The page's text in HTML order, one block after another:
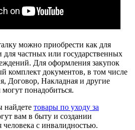
можно приобрести как для
частных или государственных
Для оформления закупок
комплект документов, в том числе
Договор, Накладная и другие
понадобиться.
найдете товары по уходу за
вам в быту и создании
с инвалидностью.